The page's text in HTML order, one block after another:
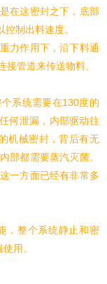
在这密封之下，底部
制出料速度。
力作用下，沿下料通
管道来传送物料。
系统需要在130度的
何泄漏，内部驱动往
机械密封，背后有无
部都需要蒸汽灭菌。
一方面已经有非常多
，整个系统静止和密
用。